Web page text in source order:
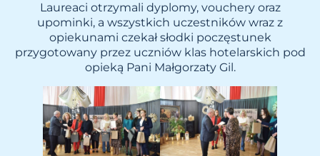
Laureaci otrzymali dyplomy, vouchery oraz
upominki, a wszystkich uczestników wraz z
opiekunami czekał słodki poczęstunek
przygotowany przez uczniów klas hotelarskich pod
opieką Pani Małgorzaty Gil.